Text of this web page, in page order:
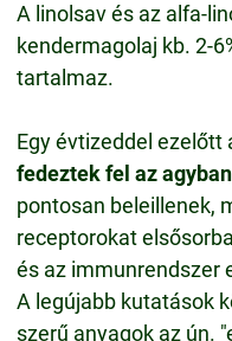
A linolsav és az alfa-
kendermagolaj kb. 2-
tartalmaz.
Egy évtizeddel ezelőtt
fedeztek fel az
pontosan beleillenek,
receptorokat
és az immunrendszer
A legújabb kutatások
szerű anyagok az ún.